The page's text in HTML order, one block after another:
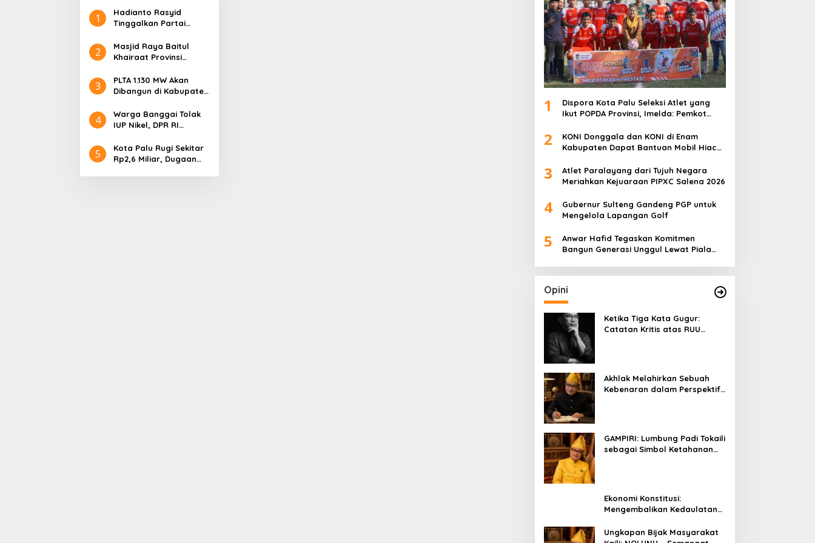
1
Hadianto Rasyid
Tinggalkan Partai
Tahun Mengabdi
2
Masjid Raya Baitul
Khairaat Provinsi
Rekor MURI, Ini
Keunikan Arsitekturnya
3
PLTA 1.130 MW Akan
Dibangun di Kabupaten
Evergreen Industri
Audiensi dengan
4
Warga Banggai Tolak
IUP Nikel, DPR RI
5
Kota Palu Rugi Sekitar
Rp2,6 Miliar, Dugaan
1
Dispora Kota Palu Seleksi Atlet yang
Ikut POPDA Provinsi, Imelda: Pemkot
Olahraga Pelajar
2
KONI Donggala dan KONI di Enam
Kabupaten Dapat Bantuan Mobil Hiace
3
Atlet Paralayang dari Tujuh Negara
Meriahkan Kejuaraan PIPXC Salena 2026
4
Gubernur Sulteng Gandeng PGP untuk
Mengelola Lapangan Golf
5
Anwar Hafid Tegaskan Komitmen
Bangun Generasi Unggul Lewat Piala
Opini
Ketika Tiga Kata Gugur:
Catatan Kritis atas RUU
Akhlak Melahirkan Sebuah
Kebenaran dalam Perspektif
GAMPIRI: Lumbung Padi Tokaili
sebagai Simbol Ketahanan
Ekonomi Konstitusi:
Mengembalikan Kedaulatan
Umat
Ungkapan Bijak Masyarakat